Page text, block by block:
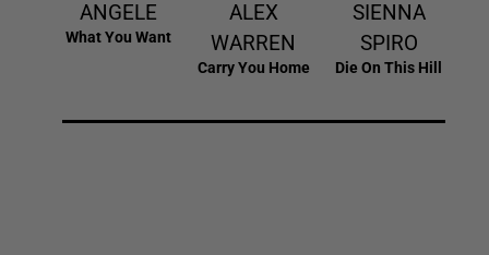
ANGELE
What You Want
ALEX
WARREN
Carry You Home
SIENNA
SPIRO
Die On This Hill